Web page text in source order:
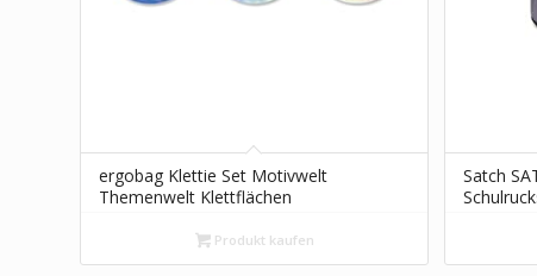
ergobag Klettie Set Motivwelt
Themenwelt Klettflächen
Meerjungfrauen – Bunt
Produkt kaufen
Satch